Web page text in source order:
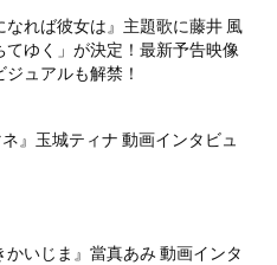
なれば彼女は』主題歌に藤井 風
てゆく」が決定！最新予告映像
ジュアルも解禁！
ネ』玉城ティナ 動画インタビュ
かいじま』當真あみ 動画インタ